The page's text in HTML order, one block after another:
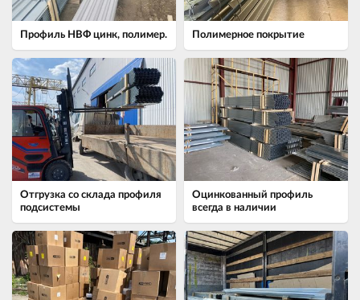
Профиль НВФ цинк, полимер. Полимерное покрытие
Отгрузка со склада профиля
подсистемы
Оцинкованный профиль
всегда в наличии